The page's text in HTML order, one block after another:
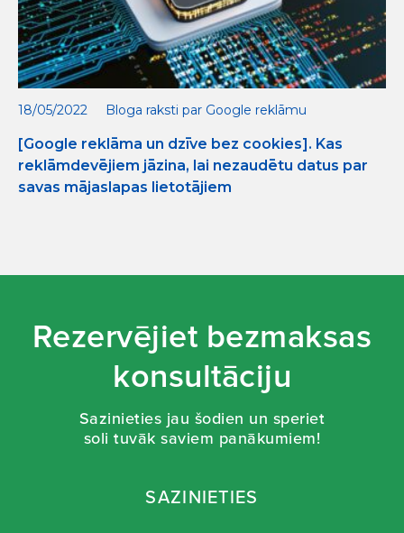
18/05/2022 Bloga raksti par Google reklāmu
[Google reklāma un dzīve bez cookies]. Kas
reklāmdevējiem jāzina, lai nezaudētu datus par
savas mājaslapas lietotājiem
Rezervējiet bezmaksas
konsultāciju
Sazinieties jau šodien un speriet
soli tuvāk saviem panākumiem!
SAZINIETIES